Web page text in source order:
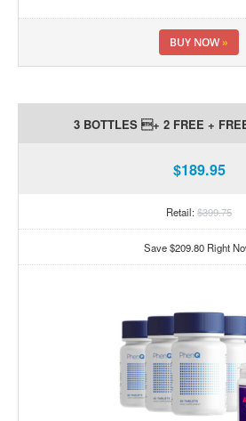
BUY NOW»
3 BOTTLES + 2 FREE +
$189.95
Retail:$399.75
Save $209.80 Right